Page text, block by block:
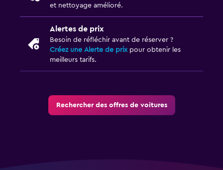
et nettoyage amélioré.
Alertes de prix
Besoin de réfléchir avant de réserver ?
Créez une Alerte de prixpour obtenir les
meilleurs tarifs.
Rechercher des offres de voitures